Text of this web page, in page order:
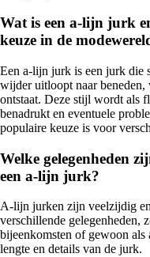
Wat is een a-lijn jurk
keuze in de
Een a-lijn jurk is een jurk die
wijder uitloopt naar
ontstaat. Deze stijl wordt als
benadrukt en eventuele
populaire keuze is voor
Welke gelegenheden
een a-lijn jurk?
A-lijn jurken zijn veelzijdig
verschillende gelegenheden,
bijeenkomsten of gewoon
lengte en details van de jurk.